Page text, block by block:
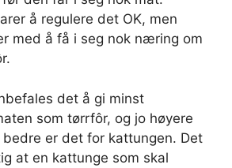
å regulere det OK, men
med å få i seg nok næring om
det å gi minst
som tørrfôr, og jo høyere
er det for kattungen. Det
at en kattunge som skal